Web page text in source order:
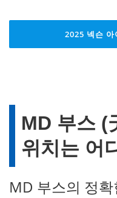
2025 넥슨 아
MD 부스 (
위치는 어
MD 부스의 정